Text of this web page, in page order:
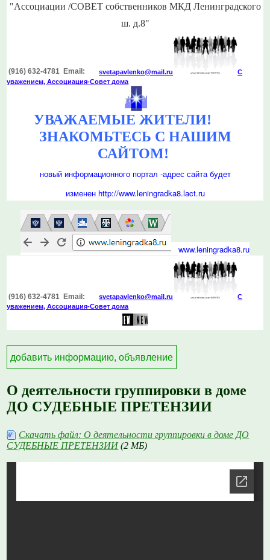
"Ассоциации /СОВЕТ собственников МКД Ленинградского
ш. д.8"
(916) 632-4781 Email: svetapavlenko@mail.ru
С
уважением, Ассоциация-Совет дома
УВАЖАЕМЫЕ ЖИТЕЛИ!
ЗНАКОМЬТЕСЬ С НАШИМ
САЙТОМ!
новый информационного портал -адрес сайта будет
изменен http://www.leningradka8.lact.ru
www.leningradka8.ru
(916) 632-4781 Email: svetapavlenko@mail.ru
С
уважением, Ассоциация-Совет дома
добавить информацию, объявление
О деятельности группировки в доме
ДО СУДЕБНЫЕ ПРЕТЕНЗИИ
Скачать файл: О деятельности группировки в доме ДО
СУДЕБНЫЕ ПРЕТЕНЗИИ (2 МБ)